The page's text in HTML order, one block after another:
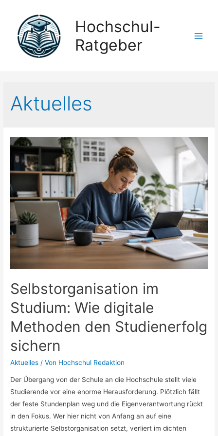
Hochschul-
Ratgeber
Aktuelles
Selbstorganisation im
Studium: Wie digitale
Methoden den Studienerfolg
sichern
Aktuelles / Von Hochschul Redaktion
Der Übergang von der Schule an die Hochschule stellt viele
Studierende vor eine enorme Herausforderung. Plötzlich fällt
der feste Stundenplan weg und die Eigenverantwortung rückt
in den Fokus. Wer hier nicht von Anfang an auf eine
strukturierte Selbstorganisation setzt, verliert im dichten